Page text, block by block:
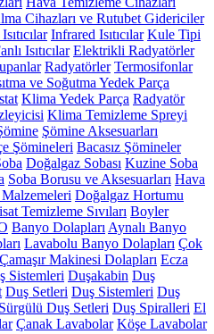
Cihazları ve Rutubet Gidericiler
Infrared Isıtıcılar Kule Tipi
Isıtıcılar Elektrikli Radyatörler
Radyatörler Termosifonlar
ve Soğutma Yedek Parça
Klima Yedek Parça Radyatör
Klima Temizleme Spreyi
Şömine Aksesuarları
Şömineleri Bacasız Şömineler
Doğalgaz Sobası Kuzine Soba
Soba Borusu ve Aksesuarları Hava
Doğalgaz Hortumu
Temizleme Sıvıları Boyler
Banyo Dolapları Aynalı Banyo
Lavabolu Banyo Dolapları Çok
Çamaşır Makinesi Dolapları Ecza
Sistemleri Duşakabin Duş
Duş Setleri Duş Sistemleri Duş
Sürgülü Duş Setleri Duş Spiralleri El
Çanak Lavabolar Köşe Lavabolar